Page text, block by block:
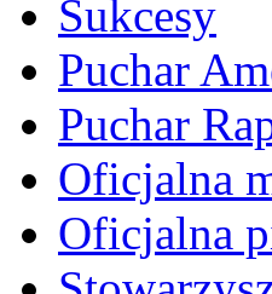
Sukcesy
Puchar
Puchar
Oficjalna
Oficjalna